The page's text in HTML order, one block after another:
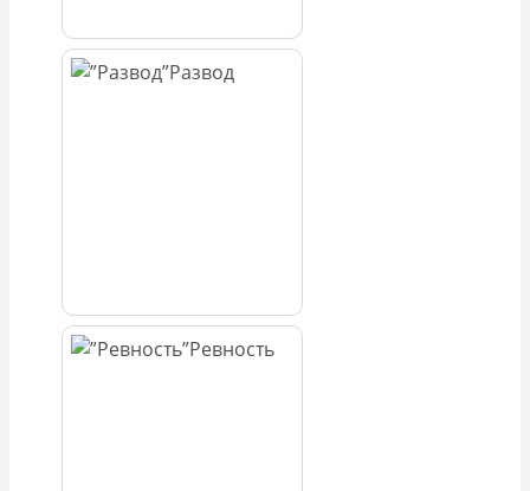
Развод
Ревность